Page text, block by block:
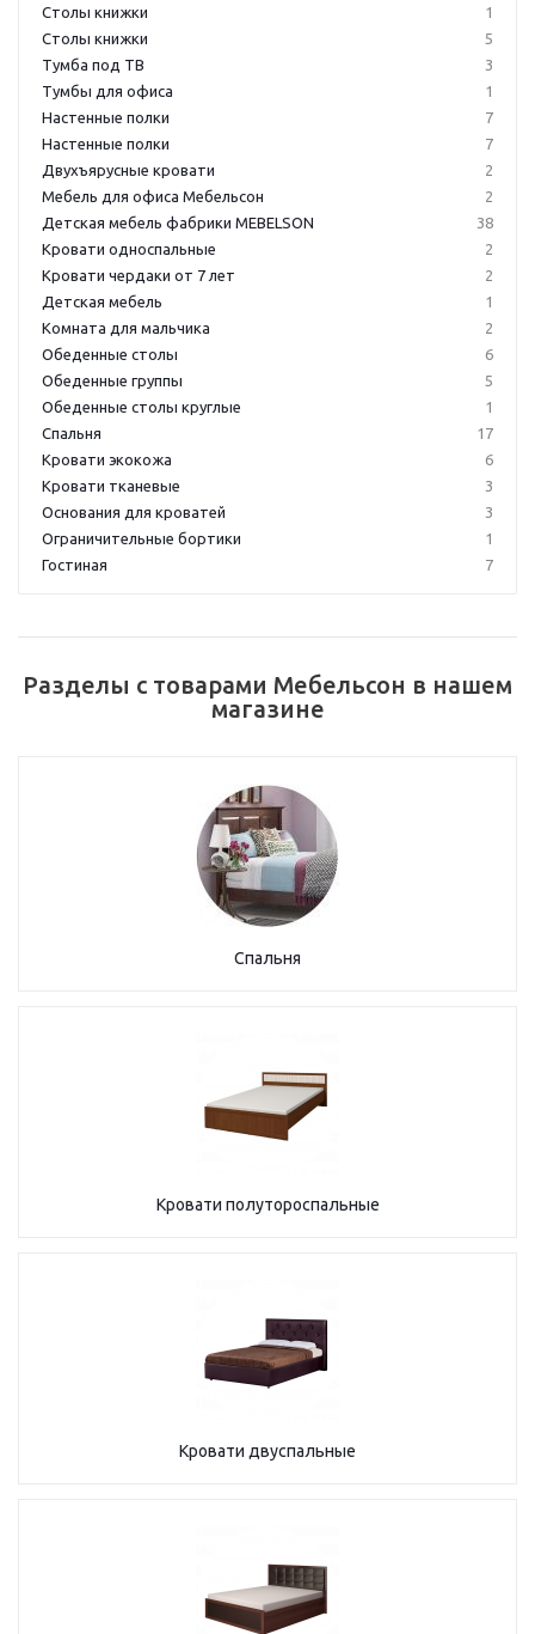
Столы книжки
1
Столы книжки
5
Тумба под ТВ
3
Тумбы для офиса
1
Настенные полки
7
Настенные полки
7
Двухъярусные кровати
2
Мебель для офиса Мебельсон
2
Детская мебель фабрики MEBELSON
38
Кровати односпальные
2
Кровати чердаки от 7 лет
2
Детская мебель
1
Комната для мальчика
2
Обеденные столы
6
Обеденные группы
5
Обеденные столы круглые
1
Спальня
17
Кровати экокожа
6
Кровати тканевые
3
Основания для кроватей
3
Ограничительные бортики
1
Гостиная
7
Разделы с товарами Мебельсон в нашем
магазине
Спальня
Кровати полутороспальные
Кровати двуспальные